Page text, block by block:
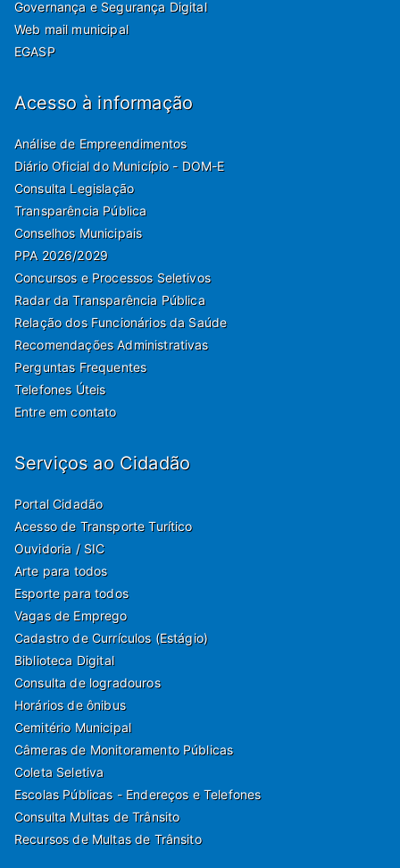
Governança e Segurança Digital
Web mail municipal
EGASP
Acesso à informação
Análise de Empreendimentos
Diário Oficial do Município - DOM-E
Consulta Legislação
Transparência Pública
Conselhos Municipais
PPA 2026/2029
Concursos e Processos Seletivos
Radar da Transparência Pública
Relação dos Funcionários da Saúde
Recomendações Administrativas
Perguntas Frequentes
Telefones Úteis
Entre em contato
Serviços ao Cidadão
Portal Cidadão
Acesso de Transporte Turítico
Ouvidoria / SIC
Arte para todos
Esporte para todos
Vagas de Emprego
Cadastro de Currículos (Estágio)
Biblioteca Digital
Consulta de logradouros
Horários de ônibus
Cemitério Municipal
Câmeras de Monitoramento Públicas
Coleta Seletiva
Escolas Públicas - Endereços e Telefones
Consulta Multas de Trânsito
Recursos de Multas de Trânsito